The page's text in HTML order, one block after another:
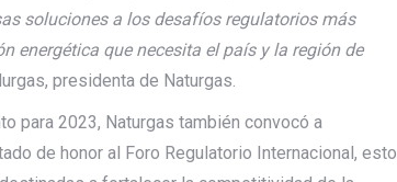
soluciones a los desafíos regulatorios más
energética que necesita el país y la región de
presidenta de Naturgas.
para 2023, Naturgas también convocó a
de honor al Foro Regulatorio Internacional, esto